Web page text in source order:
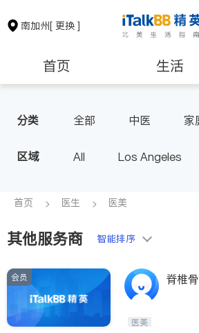
南加州[ 更换 ]
首页 生活
保险理财 房地产租售
银行贷款
建筑装修
非盈利组
分类 全部 中医
家
眼科
妇科
心脏科
肠胃肝脏科
泌尿科
风湿病
不孕不育
脊椎神经科
医生-其它
区域 All
Los Angeles
Alhambra & San Gabriel
Diamond Bar & Covina
Rowland Heights &
ties
首页 医生 医美
其他服务商 智能排序
会员 脊椎
医美